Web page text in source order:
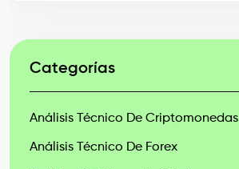
Categorías
Análisis Técnico De Criptomonedas
Análisis Técnico De Forex